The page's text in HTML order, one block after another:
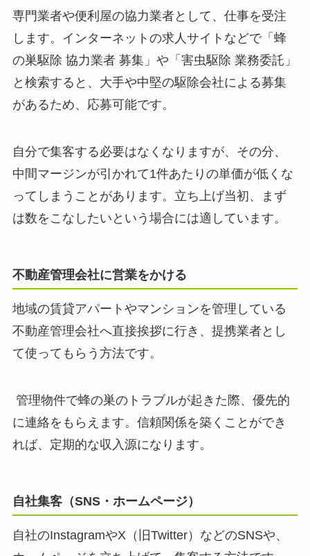
専門業者や便利屋の協力業者として、仕事を受注
します。インターネットの求人サイトなどで「蜂
の巣駆除 協力業者 募集」や「害虫駆除 業務委託」
と検索すると、大手や中堅の駆除会社による募集
があるため、応募可能です。
自分で集客する必要はなくなりますが、その分、
中間マージンが引かれて1件あたりの単価が低くな
ってしまうことがあります。立ち上げ当初、まず
は数をこなしたいという場合には適しています。
不動産管理会社に営業をかける
地域の賃貸アパートやマンションを管理している
不動産管理会社へ直接挨拶に行き、提携業者とし
て使ってもらう方法です。
管理物件で蜂の巣のトラブルが起きた際、優先的
に連絡をもらえます。信頼関係を築くことができ
れば、定期的な収入源になります。
自社集客（SNS・ホームページ）
自社のInstagramやX（旧Twitter）などのSNSや、